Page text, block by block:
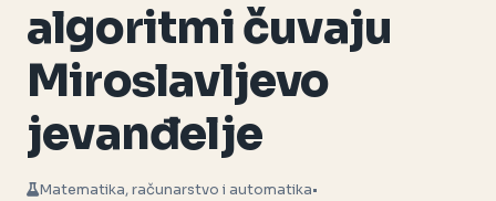
algoritmi čuvaju
Miroslavljevo
jevanđelje
Matematika, računarstvo i automatika•